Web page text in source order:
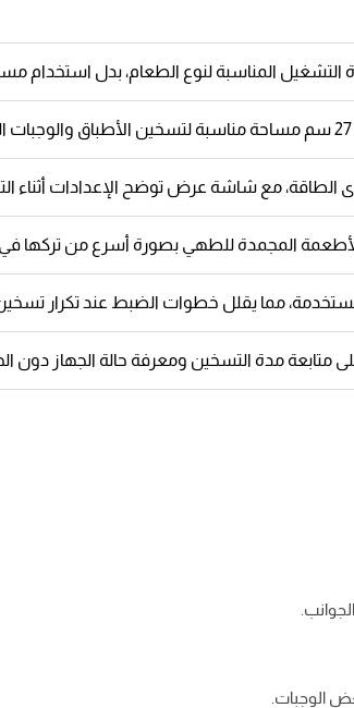
المناسبة لنوع الطعام، بدل استخدام
مع شاشة عرض توضح الإعدادات أثناء
المجمدة للطهي بصورة أسرع من تركها في
مما يقلل خطوات الضبط عند تكرار
مدة التسخين ومعرفة حالة الجهاز دون